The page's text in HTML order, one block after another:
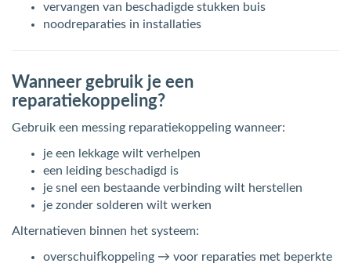
vervangen van beschadigde stukken buis
noodreparaties in installaties
Wanneer gebruik je een
reparatiekoppeling?
Gebruik een messing reparatiekoppeling wanneer:
je een lekkage wilt verhelpen
een leiding beschadigd is
je snel een bestaande verbinding wilt herstellen
je zonder solderen wilt werken
Alternatieven binnen het systeem:
overschuifkoppeling → voor reparaties met beperkte